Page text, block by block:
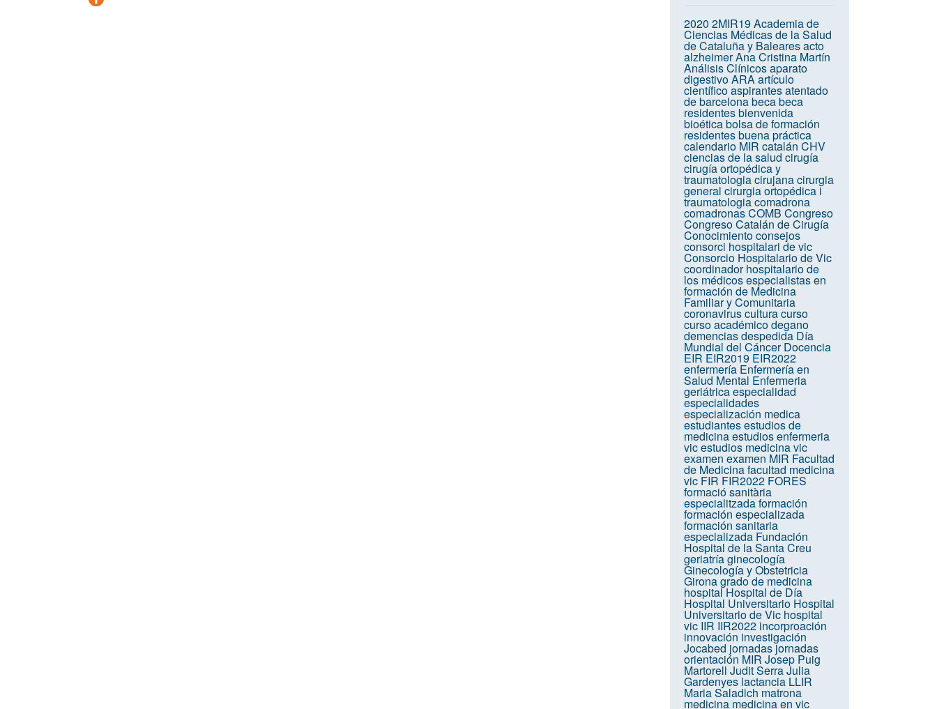
2020 2MIR19 Academia de
Ciencias Médicas de la Salud
de Cataluña y Balearesacto
alzheimerAna Cristina Martín
Análisis Clínicosaparato
digestivoARAartículo
científicoaspirantesatentado
de barcelonabecabeca
residentesbienvenida
bioéticabolsa de formación
residentesbuena práctica
calendario MIR catalán CHV
ciencias de la salud cirugía
cirugía ortopédica y
traumatologiacirujanacirurgia
general cirurgia ortopédica i
traumatologiacomadrona
comadronasCOMB Congreso
Congreso Catalán de Cirugía
Conocimientoconsejos
consorci hospitalari de vic
Consorcio Hospitalario de Vic
coordinador hospitalario de
los médicos especialistas en
formación de Medicina
Familiar y Comunitaria
coronavirusculturacurso
curso académicodegano
demenciasdespedida Día
Mundial del Cáncer Docencia
EIR EIR2019 EIR2022
enfermería Enfermería en
Salud Mental Enfermeria
geriátricaespecialidad
especialidades
especialización medica
estudiantesestudios de
medicinaestudios enfermeria
vicestudios medicina vic
examen examen MIR Facultad
de Medicinafacultad medicina
vic FIR FIR2022 FORES
formació sanitària
especialitzadaformación
formación especializada
formación sanitaria
especializada Fundación
Hospital de la Santa Creu
geriatríaginecología
Ginecología y Obstetricia
Gironagrado de medicina
hospital Hospital de Día
Hospital Universitario Hospital
Universitario de Vic hospital
vic IIR IIR2022 incorproación
innovación investigación
Jocabed jornadasjornadas
orientación MIR Josep Puig
Martorell Judit SerraJulia
Gardenyes lactancia LLIR
Maria Saladich matrona
medicina medicina en vic